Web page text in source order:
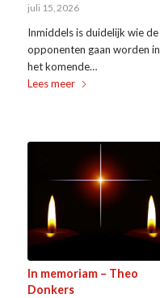
juli 15, 2026
Inmiddels is duidelijk wie de
opponenten gaan worden in
het komende…
Lees meer
In memoriam – Theo
Donkers